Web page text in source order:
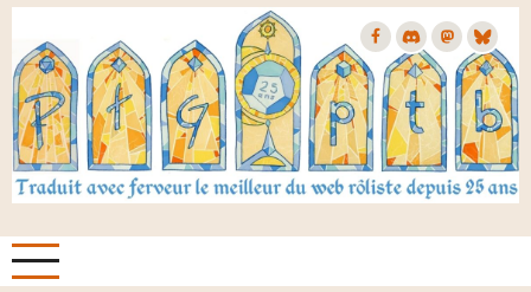
Aller
contenu
principal